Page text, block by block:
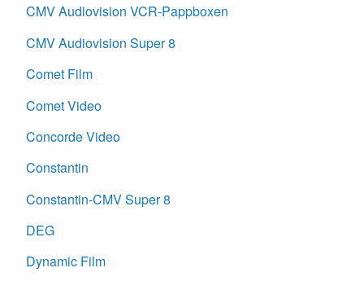
CMV Audiovision VCR-Pappboxen
CMV Audiovision Super 8
Comet Film
Comet Video
Concorde Video
Constantin
Constantin-CMV Super 8
DEG
Dynamic Film